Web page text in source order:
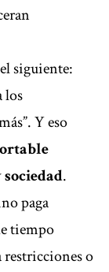
siguiente:
los
Y eso
.
paga
tiempo
restricciones o